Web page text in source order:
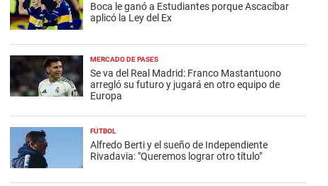
Boca le ganó a Estudiantes porque Ascacíbar
aplicó la Ley del Ex
MERCADO DE PASES
Se va del Real Madrid: Franco Mastantuono
arregló su futuro y jugará en otro equipo de
Europa
FÚTBOL
Alfredo Berti y el sueño de Independiente
Rivadavia: "Queremos lograr otro título"